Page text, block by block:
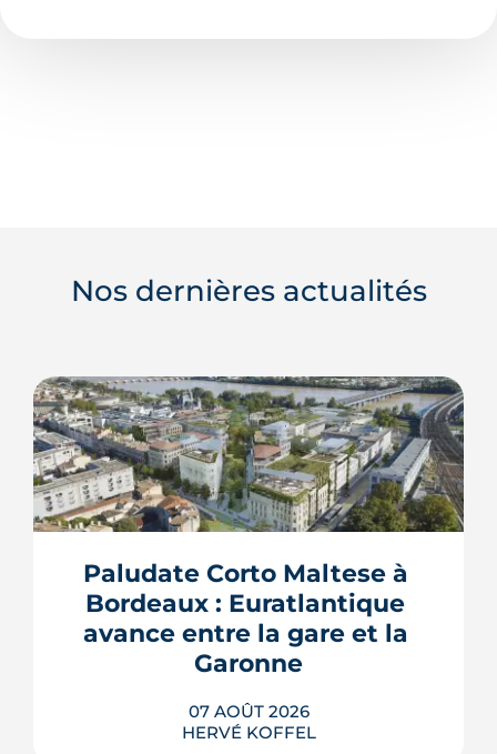
Nos dernières actualités
Paludate Corto Maltese à
Bordeaux : Euratlantique
avance entre la gare et la
Garonne
07 AOÛT 2026
HERVÉ KOFFEL